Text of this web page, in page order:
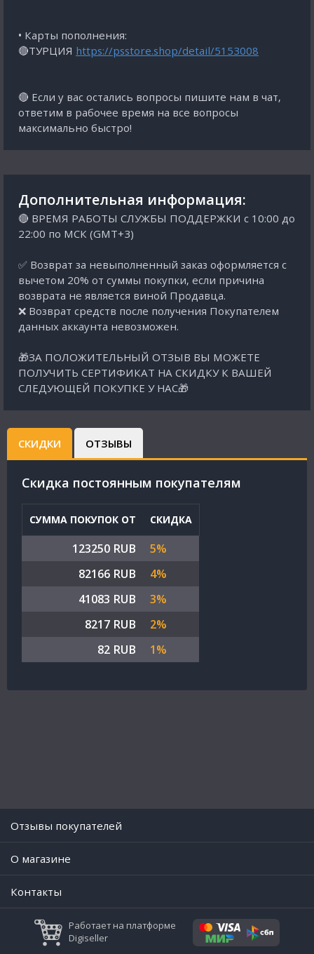
• Карты пополнения:
🔴ТУРЦИЯ https://psstore.shop/detail/5153008
🔴 Если у вас остались вопросы пишите нам в чат,
ответим в рабочее время на все вопросы
максимально быстро!
Дополнительная информация:
🔴 ВРЕМЯ РАБОТЫ СЛУЖБЫ ПОДДЕРЖКИ с 10:00 до
22:00 по МСК (GMT+3)
✅ Возврат за невыполненный заказ оформляется с
вычетом 20% от суммы покупки, если причина
возврата не является виной Продавца.
❌ Возврат средств после получения Покупателем
данных аккаунта невозможен.
🎁ЗА ПОЛОЖИТЕЛЬНЫЙ ОТЗЫВ ВЫ МОЖЕТЕ
ПОЛУЧИТЬ СЕРТИФИКАТ НА СКИДКУ К ВАШЕЙ
СЛЕДУЮЩЕЙ ПОКУПКЕ У НАС🎁
СКИДКИ ОТЗЫВЫ
Cкидка постоянным покупателям
СУММА ПОКУПОК ОТ СКИДКА
123250 RUB
5%
82166 RUB
4%
41083 RUB
3%
8217 RUB
2%
82 RUB
1%
Отзывы покупателей
O магазине
Контакты
Работает на платформе
Digiseller